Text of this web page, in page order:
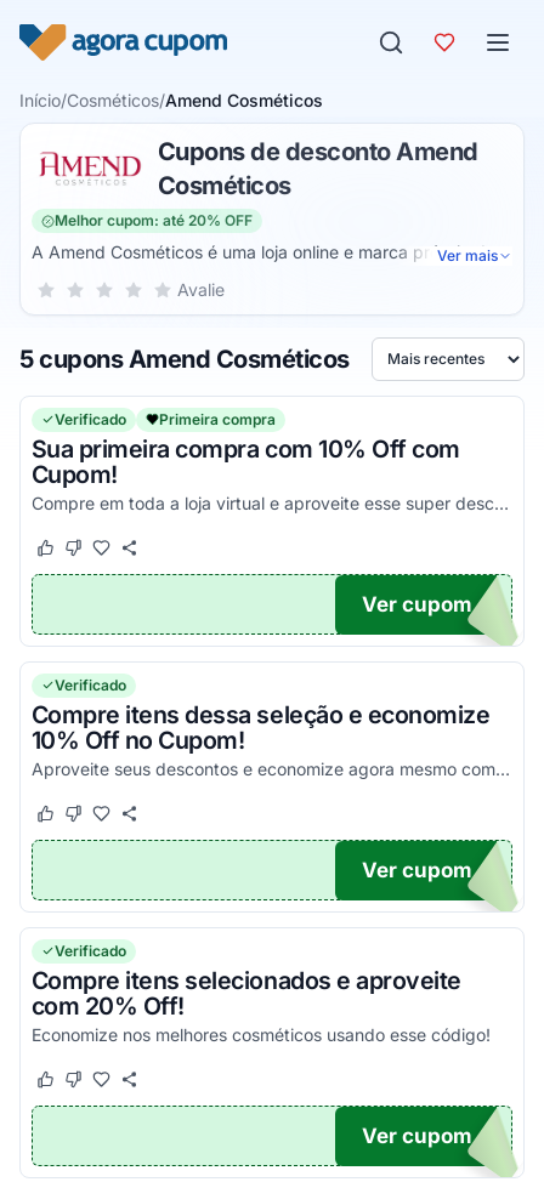
Início/Cosméticos/Amend Cosméticos
Cupons de desconto Amend
Cosméticos
Melhor cupom: até 20% OFF
A Amend Cosméticos é uma loja online e marca própria de
produtos para beleza. Assim, você pode adquirir os mais
possui uma linha completa de colorações.
Ver mais
Sua nota para Amend Cosméticos, de 1 a 5 estrelas
5 estrelas
4 estrelas
3 estrelas
2 estrelas
1 estrela Avalie
5 cupons Amend Cosméticos Ordenar por
Verificado Primeira compra
Sua primeira compra com 10% Off com
Cupom!
Compre em toda a loja virtual e aproveite esse super desconto!
Este cupom funcionou
Este cupom não funcionou
E10
Ver cupom
Verificado
Compre itens dessa seleção e economize
10% Off no Cupom!
Aproveite seus descontos e economize agora mesmo com este código promocional imperdível!
Este cupom funcionou
Este cupom não funcionou
10
Ver cupom
Verificado
Compre itens selecionados e aproveite
com 20% Off!
Economize nos melhores cosméticos usando esse código!
Este cupom funcionou
Este cupom não funcionou
20
Ver cupom